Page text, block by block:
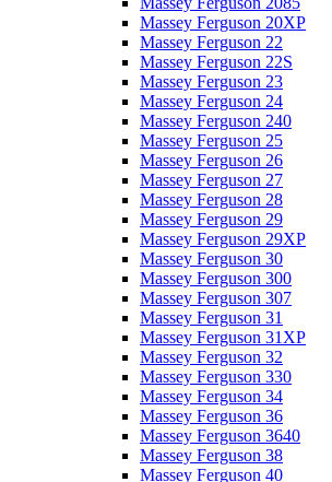
Massey Ferguson 20XP
Massey Ferguson 22
Massey Ferguson 22S
Massey Ferguson 23
Massey Ferguson 24
Massey Ferguson 240
Massey Ferguson 25
Massey Ferguson 26
Massey Ferguson 27
Massey Ferguson 28
Massey Ferguson 29
Massey Ferguson 29XP
Massey Ferguson 30
Massey Ferguson 300
Massey Ferguson 307
Massey Ferguson 31
Massey Ferguson 31XP
Massey Ferguson 32
Massey Ferguson 330
Massey Ferguson 34
Massey Ferguson 36
Massey Ferguson 3640
Massey Ferguson 38
Massey Ferguson 40